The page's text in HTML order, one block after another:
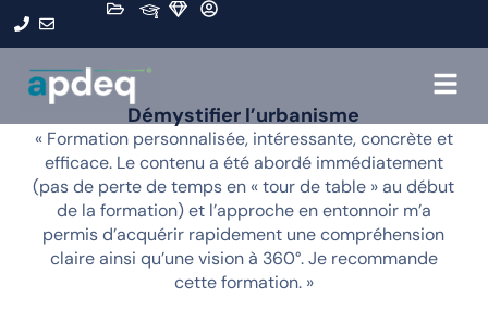
Démystifier l’urbanisme
« Formation personnalisée, intéressante, concrète et
efficace. Le contenu a été abordé immédiatement
(pas de perte de temps en « tour de table » au début
de la formation) et l’approche en entonnoir m’a
permis d’acquérir rapidement une compréhension
claire ainsi qu’une vision à 360°. Je recommande
cette formation. »